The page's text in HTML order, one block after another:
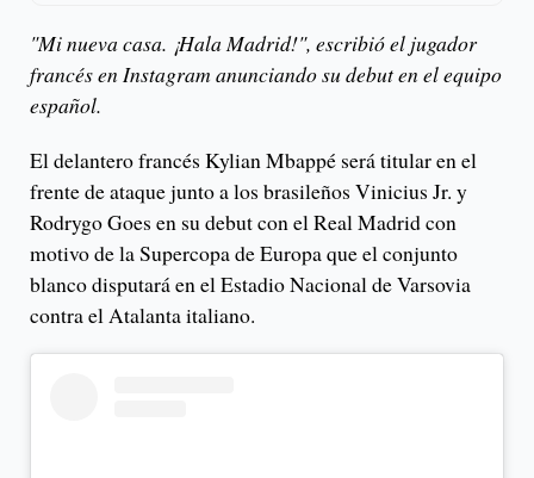
"Mi nueva casa. ¡Hala Madrid!", escribió el jugador
francés en Instagram anunciando su debut en el equipo
español.
El delantero francés Kylian Mbappé será titular en el
frente de ataque junto a los brasileños Vinicius Jr. y
Rodrygo Goes en su debut con el Real Madrid con
motivo de la Supercopa de Europa que el conjunto
blanco disputará en el Estadio Nacional de Varsovia
contra el Atalanta italiano.